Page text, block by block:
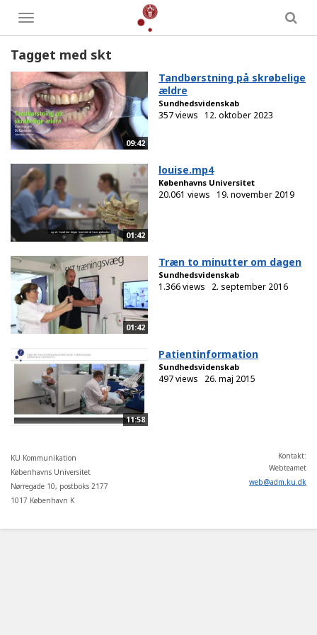
Toggle
menu
Tagget med skt
09:42
Tandbørstning på skrøbelige
ældre
Sundhedsvidenskab
357 views 12. oktober 2023
01:42
louise.mp4
Københavns Universitet
20.061 views 19. november 2019
01:42
Træn to minutter om dagen
Sundhedsvidenskab
1.366 views 2. september 2016
11:58
Patientinformation
Sundhedsvidenskab
497 views 26. maj 2015
KU Kommunikation
Københavns Universitet
Nørregade 10, postboks 2177
1017 København K
Kontakt:
Webteamet
web@adm ku dk